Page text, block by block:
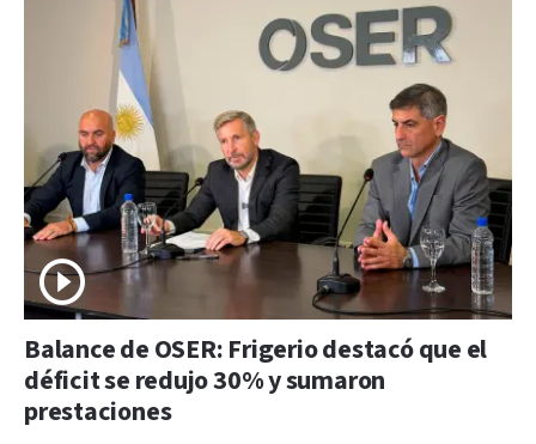
Balance de OSER: Frigerio destacó que el
déficit se redujo 30% y sumaron
prestaciones